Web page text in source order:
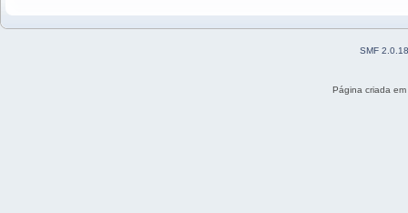
SMF 2.0.18
Página criada